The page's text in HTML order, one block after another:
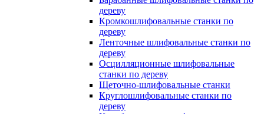
дереву
Кромкошлифовальные станки по
дереву
Ленточные шлифовальные станки по
дереву
Осцилляционные шлифовальные
станки по дереву
Щеточно-шлифовальные станки
Круглошлифовальные станки по
дереву